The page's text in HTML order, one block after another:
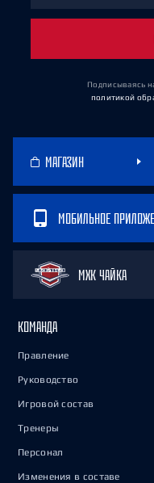
Подписываясь
политикой
МАГАЗИН
МОБИЛЬНОЕ
МХК ЧАЙКА
КОМАНДА
Правление
Руководство
Игровой состав
Тренеры
Персонал
Изменения в составе